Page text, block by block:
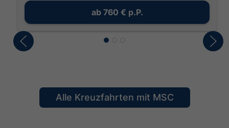
ab 760 € p.P.
Alle Kreuzfahrten mit MSC